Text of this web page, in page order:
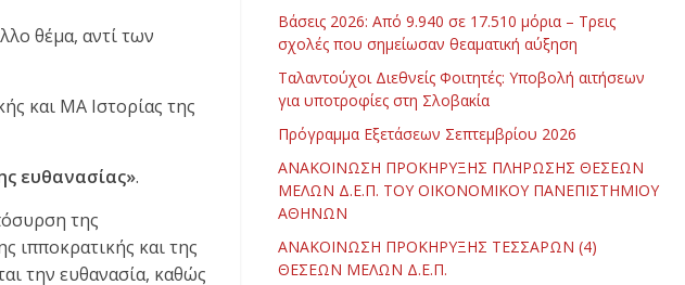
θέμα, αντί των
και ΜΑ Ιστορίας της
ευθανασίας».
της
ιπποκρατικής και της
την ευθανασία, καθώς
Βάσεις 2026: Από 9.940 σε 17.510 μόρια – Τρεις
σχολές που σημείωσαν θεαματική αύξηση
Ταλαντούχοι Διεθνείς Φοιτητές: Υποβολή αιτήσεων
για υποτροφίες στη Σλοβακία
Πρόγραμμα Εξετάσεων Σεπτεμβρίου 2026
ΑΝΑΚΟΙΝΩΣΗ ΠΡΟΚΗΡΥΞΗΣ ΠΛΗΡΩΣΗΣ ΘΕΣΕΩΝ
ΜΕΛΩΝ Δ.Ε.Π. ΤΟΥ ΟΙΚΟΝΟΜΙΚΟΥ ΠΑΝΕΠΙΣΤΗΜΙΟΥ
ΑΘΗΝΩΝ
ΑΝΑΚΟΙΝΩΣΗ ΠΡΟΚΗΡΥΞΗΣ ΤΕΣΣΑΡΩΝ (4)
ΘΕΣΕΩΝ ΜΕΛΩΝ Δ.Ε.Π.